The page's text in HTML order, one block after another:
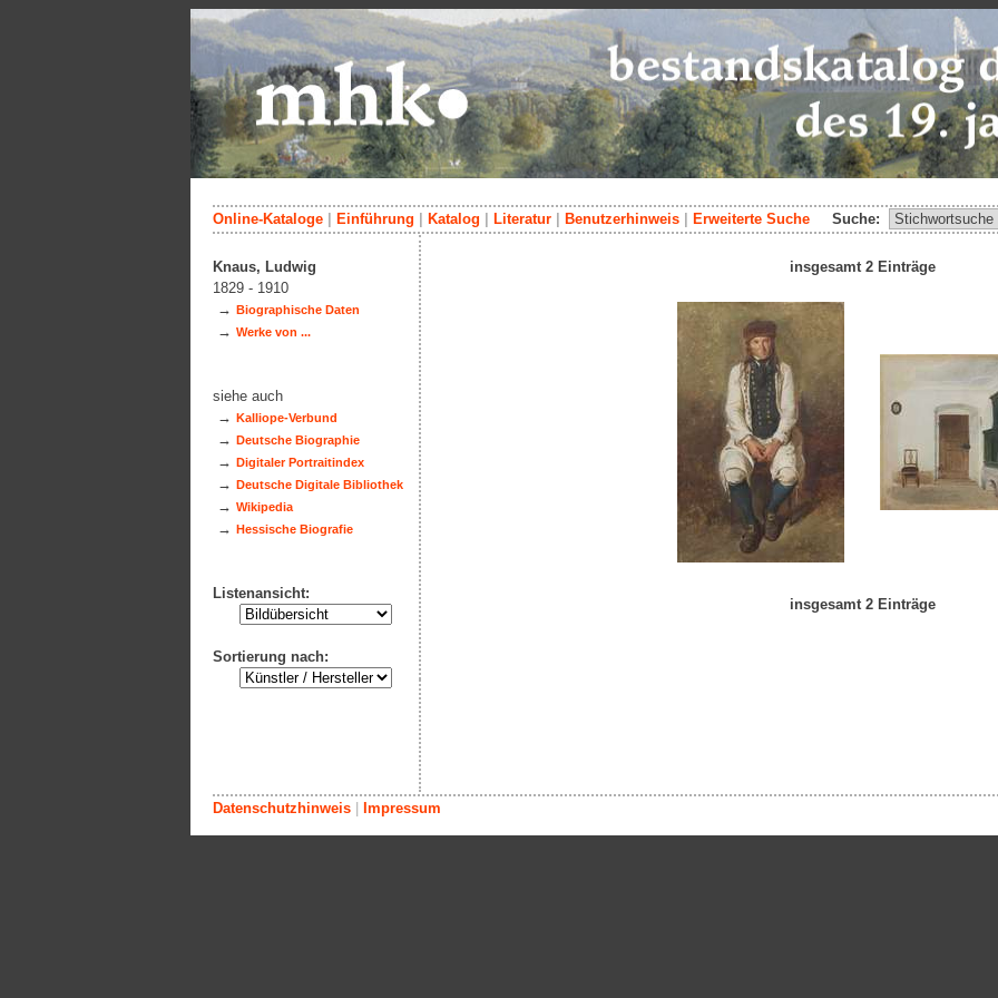
Suche:
Online-Kataloge Einführung Katalog Literatur Benutzerhinweis Erweiterte Suche
insgesamt 2 Einträge
insgesamt 2 Einträge
Knaus, Ludwig
1829 - 1910
→ Biographische Daten
→ Werke von ...
siehe auch
→ Kalliope-Verbund
→ Deutsche Biographie
→ Digitaler Portraitindex
→ Deutsche Digitale Bibliothek
→ Wikipedia
→ Hessische Biografie
Listenansicht:
Sortierung nach:
Datenschutzhinweis Impressum